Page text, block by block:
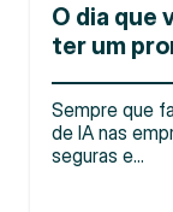
O dia que
ter um
Sempre que
de IA nas
seguras e...